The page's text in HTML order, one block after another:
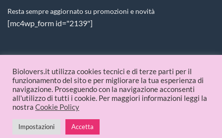
Resta sempre aggiornato su promozioni e novità
[mc4wp_form id="2139"]
PAGAMENTI ACCETTATI
© 2026 Biolovers.it | P.IVA 09336481214
Biolovers.it utilizza cookies tecnici e di terze parti per il
funzionamento del sito e per migliorare la tua esperienza di
navigazione. Proseguendo con la navigazione acconsenti
all'utilizzo di tutti i cookie. Per maggiori informazioni leggi la
nostra Cookie Policy
Impostazioni Accetta